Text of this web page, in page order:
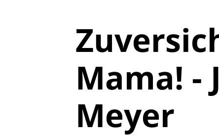
Mama! -
Meyer